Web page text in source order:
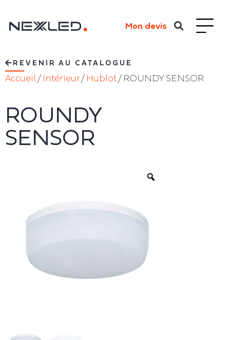
Mon devis
REVENIR AU CATALOGUE
Accueil / Intérieur/ Hublot / ROUNDY SENSOR
ROUNDY
SENSOR